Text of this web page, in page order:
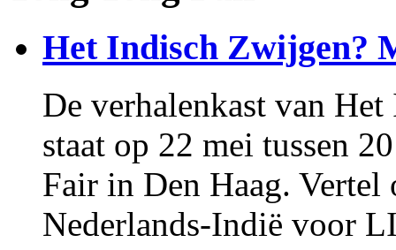
Het Indisch Zwijgen?
De verhalenkast van
staat op 22 mei tussen
Fair in Den Haag. Vertel
Nederlands-Indië voor